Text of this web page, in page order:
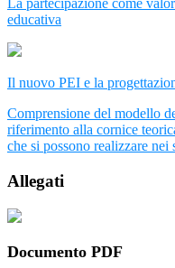
La partecipazione come
educativa
Il nuovo PEI e la
Comprensione del modello
riferimento alla cornice
che si possono realizzare
Allegati
Documento PDF